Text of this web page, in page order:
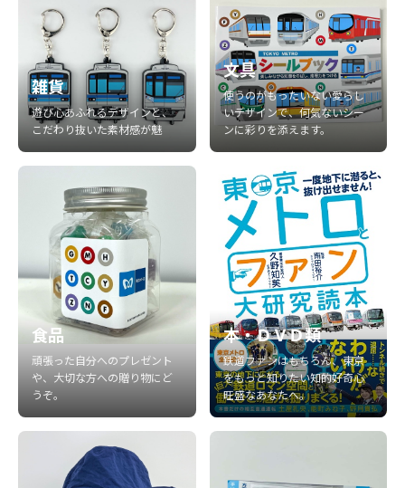
雑貨
遊び心あふれるデザインと、
こだわり抜いた素材感が魅
文具
使うのがもったいない愛らし
いデザインで、何気ないシー
ンに彩りを添えます。
食品
頑張った自分へのプレゼント
や、大切な方への贈り物にど
うぞ。
本・ＤＶＤ類
鉄道ファンはもちろん、東京
をもっと知りたい知的好奇心
旺盛なあなたへ。